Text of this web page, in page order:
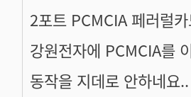
2포트 PCMCIA 페러럴
강원전자에 PCMCIA를
동작을 지데로 안하네요..